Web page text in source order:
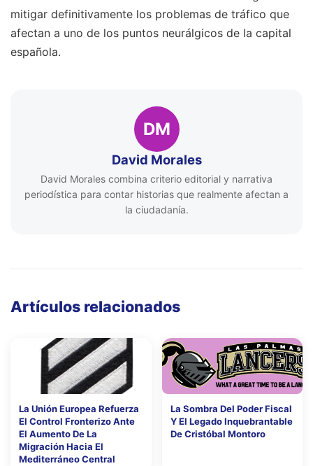
mitigar definitivamente los problemas de tráfico que
afectan a uno de los puntos neurálgicos de la capital
española.
DM
David Morales
David Morales combina criterio editorial y narrativa
periodística para contar historias que realmente afectan a
la ciudadanía.
Artículos relacionados
La Unión Europea Refuerza
El Control Fronterizo Ante
El Aumento De La
Migración Hacia El
Mediterráneo Central
La Sombra Del Poder Fiscal
Y El Legado Inquebrantable
De Cristóbal Montoro